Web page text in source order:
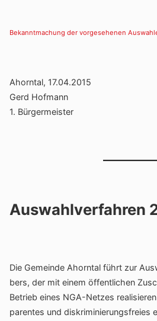
Bekannt­ma­chung der vorge­se­henen
Ahorntal, 17.04.2015
Gerd Hofmann
1. Bürger­meister
Auswahlverfahren
Die Gemeinde Ahorntal führt zur
bers, der mit einem öffent­li­chen
Betrieb eines NGA-Netzes
pa­rentes und diskri­mi­nie­rungs­freies